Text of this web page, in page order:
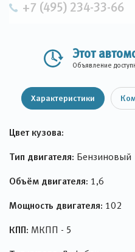
+7 (495) 234-33-66
Этот
Объявление
Характеристики
Цвет кузова:
Тип двигателя: Бензиновый
Объём двигателя: 1,6
Мощность двигателя: 102
КПП: МКПП - 5